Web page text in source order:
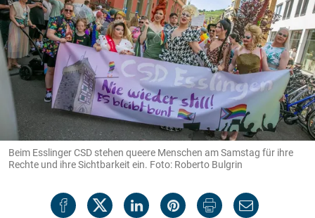
Beim Esslinger CSD stehen queere Menschen am Samstag für ihre
Rechte und ihre Sichtbarkeit ein. Foto: Roberto Bulgrin